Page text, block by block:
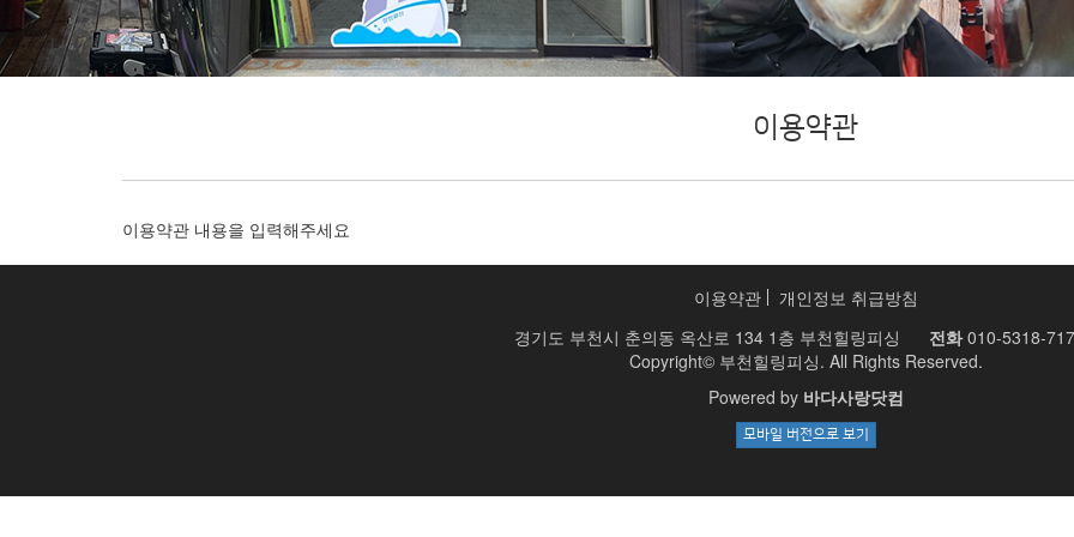
이용약관
이용약관 내용을 입력해주세요
이용약관
개인정보 취급방침
경기도 부천시 춘의동 옥산로 134 1층 부천힐링피싱
전화010-5318-
Copyright© 부천힐링피싱. All Rights Reserved.
Powered by 바다사랑닷컴
모바일 버전으로 보기